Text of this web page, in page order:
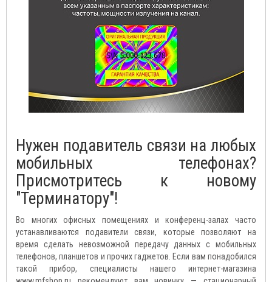
Нужен подавитель связи на любых
мобильных телефонах?
Присмотритесь к новому
"Терминатору"!
Во многих офисных помещениях и конференц-залах часто
устанавливаются подавители связи, которые позволяют на
время сделать невозможной передачу данных с мобильных
телефонов, планшетов и прочих гаджетов. Если вам понадобился
такой прибор, специалисты нашего интернет-магазина